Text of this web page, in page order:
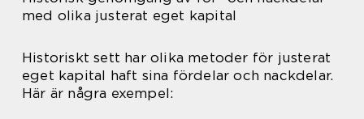
med olika justerat eget kapital
Historiskt sett har olika metoder för justerat
eget kapital haft sina fördelar och nackdelar.
Här är några exempel: